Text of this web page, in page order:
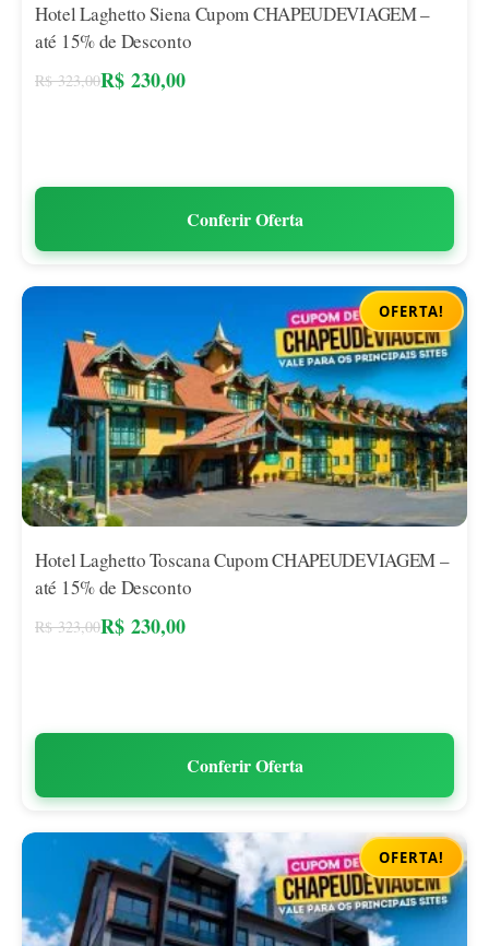
Hotel Laghetto Siena Cupom CHAPEUDEVIAGEM –
até 15% de Desconto
R$323,00R$ 230,00
Conferir Oferta
OFERTA!
Hotel Laghetto Toscana Cupom CHAPEUDEVIAGEM –
até 15% de Desconto
R$323,00R$ 230,00
Conferir Oferta
OFERTA!